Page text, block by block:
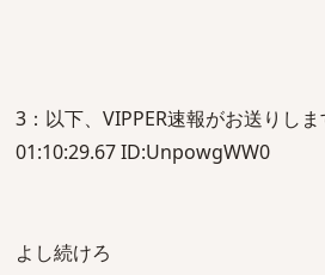
3：以下、VIPPER速報がお送りし
01:10:29.67 ID:UnpowgWW0
よし続けろ